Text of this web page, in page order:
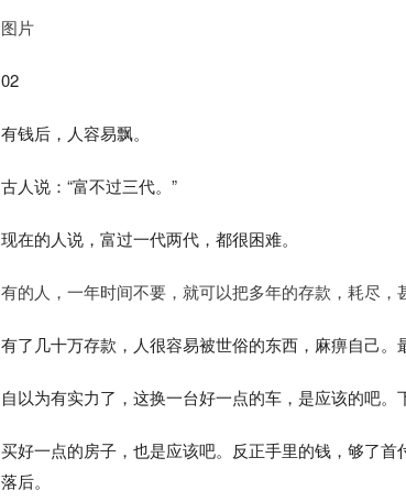
图片
02
有钱后，人容易飘。
古人说：“富不过三代。”
现在的人说，富过一代两代，都很困难。
有的人，一年时间不要，就可以把多年的存款，耗尽，
有了几十万存款，人很容易被世俗的东西，麻痹自己。
自以为有实力了，这换一台好一点的车，是应该的吧
买好一点的房子，也是应该吧。反正手里的钱，够了
落后。